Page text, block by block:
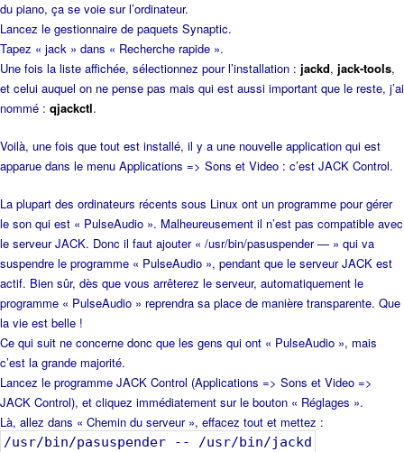
du piano, ça se voie sur l’ordinateur.
Lancez le gestionnaire de paquets Synaptic.
Tapez « jack » dans « Recherche rapide ».
Une fois la liste affichée, sélectionnez pour l’installation : jackd, jack-tools,
et celui auquel on ne pense pas mais qui est aussi important que le reste, j’ai
nommé : qjackctl.
Voilà, une fois que tout est installé, il y a une nouvelle application qui est
apparue dans le menu Applications => Sons et Video : c’est JACK Control.
La plupart des ordinateurs récents sous Linux ont un programme pour gérer
le son qui est « PulseAudio ». Malheureusement il n’est pas compatible avec
le serveur JACK. Donc il faut ajouter « /usr/bin/pasuspender — » qui va
suspendre le programme « PulseAudio », pendant que le serveur JACK est
actif. Bien sûr, dès que vous arrêterez le serveur, automatiquement le
programme « PulseAudio » reprendra sa place de manière transparente. Que
la vie est belle !
Ce qui suit ne concerne donc que les gens qui ont « PulseAudio », mais
c’est la grande majorité.
Lancez le programme JACK Control (Applications => Sons et Video =>
JACK Control), et cliquez immédiatement sur le bouton « Réglages ».
Là, allez dans « Chemin du serveur », effacez tout et mettez :
/usr/bin/pasuspender -- /usr/bin/jackd